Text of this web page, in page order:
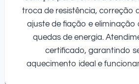
troca de resistência, correção
ajuste de fiação e eliminação
quedas de energia.
certificado, garantindo
aquecimento ideal e